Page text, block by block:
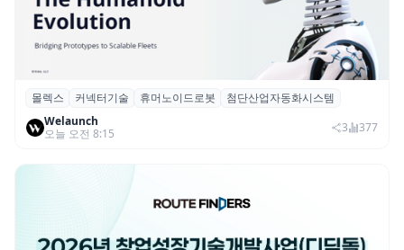
몰렉스, 휴머노이드 로봇용 ‘MiniMix’ 하이
브리드 전원·신호 커넥터 공개
몰렉스 커넥터기술 휴머노이드로봇
첨단산업자동화시스템
Welaunch
오늘 오전 8:15
3 377